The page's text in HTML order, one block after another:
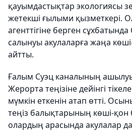
қауымдастықтар экологиясы
жетекші ғылыми қызметкері.
агенттігіне берген
салынуы акулаларға жаңа
айтты.
Ғалым Суэц каналының
Жерорта теңізіне дейінгі
мүмкін еткенін атап өтті.
теңіз балықтарының көші-қон
олардың арасында акулалар